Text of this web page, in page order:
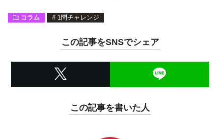
コラム # 1問チャレンジ
この記事をSNSでシェア
この記事を書いた人